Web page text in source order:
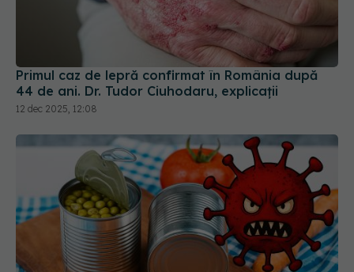
Primul caz de lepră confirmat în România după
44 de ani. Dr. Tudor Ciuhodaru, explicații
12 dec 2025, 12:08